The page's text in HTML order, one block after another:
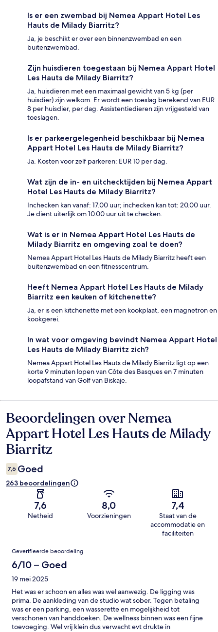
Is er een zwembad bij Nemea Appart Hotel Les
Hauts de Milady Biarritz?
Ja, je beschikt er over een binnenzwembad en een
buitenzwembad.
Zijn huisdieren toegestaan bij Nemea Appart Hotel
Les Hauts de Milady Biarritz?
Ja, huisdieren met een maximaal gewicht van 5 kg (per
huisdier) zijn welkom. Er wordt een toeslag berekend van EUR
8 per huisdier, per dag. Assistentiedieren zijn vrijgesteld van
toeslagen.
Is er parkeergelegenheid beschikbaar bij Nemea
Appart Hotel Les Hauts de Milady Biarritz?
Ja. Kosten voor zelf parkeren: EUR 10 per dag.
Wat zijn de in- en uitchecktijden bij Nemea Appart
Hotel Les Hauts de Milady Biarritz?
Inchecken kan vanaf: 17.00 uur; inchecken kan tot: 20.00 uur.
Je dient uiterlijk om 10.00 uur uit te checken.
Wat is er in Nemea Appart Hotel Les Hauts de
Milady Biarritz en omgeving zoal te doen?
Nemea Appart Hotel Les Hauts de Milady Biarritz heeft een
buitenzwembad en een fitnesscentrum.
Heeft Nemea Appart Hotel Les Hauts de Milady
Biarritz een keuken of kitchenette?
Ja, er is een kitchenette met een kookplaat, een magnetron en
kookgerei.
In wat voor omgeving bevindt Nemea Appart Hotel
Les Hauts de Milady Biarritz zich?
Nemea Appart Hotel Les Hauts de Milady Biarritz ligt op een
korte 9 minuten lopen van Côte des Basques en 7 minuten
loopafstand van Golf van Biskaje.
Beoordelingen
Beoordelingen over Nemea
Appart Hotel Les Hauts de Milady
Biarritz
7,6 Goed
263 beoordelingen
7,6
Netheid
8,0
Voorzieningen
7,4
Staat van de
accommodatie en
faciliteiten
Beoordelingen
Geverifieerde beoordeling
6/10 – Goed
19 mei 2025
Het was er schoon en alles was wel aanwezig. De ligging was
prima. De aankleding van de studio wat sober. Tegen betaling
was er een parking, een wasserette en mogelijkheid tot
verschonen van handdoeken. De wellness binnen was een fijne
toevoeging. Wel vrij klein dus verwacht evt drukte in